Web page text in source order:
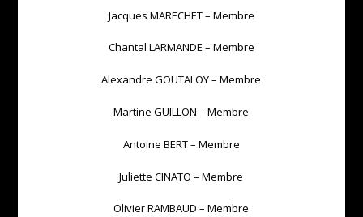
Jacques MARECHET – Membre
Chantal LARMANDE – Membre
Alexandre GOUTALOY – Membre
Martine GUILLON – Membre
Antoine BERT – Membre
Juliette CINATO – Membre
Olivier RAMBAUD – Membre